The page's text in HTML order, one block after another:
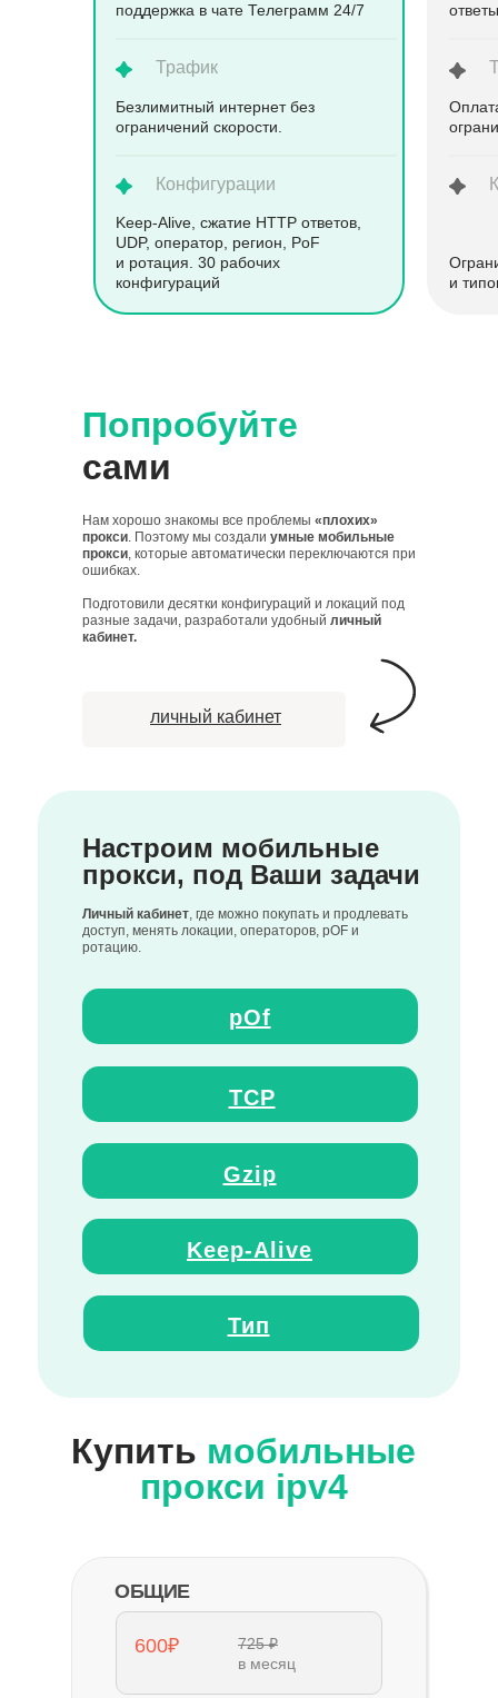
поддержка в чате Телеграмм 24/7
Трафик
Конфигурации
ответы
Безлимитный интернет без
ограничений скорости.
Keep-Alive, сжатие HTTP ответов,
UDP, оператор, регион, PoF
и ротация. 30 рабочих
конфигураций
и
Попробуйте
сами
Нам хорошо знакомы все проблемы «плохих»
прокси. Поэтому мы создали умные мобильные
прокси, которые автоматически переключаются при
ошибках.
Подготовили десятки конфигураций и локаций под
разные задачи, разработали удобный личный
кабинет.
Настроим мобильные
прокси, под Ваши задачи
Личный кабинет, где можно покупать и продлевать
доступ, менять локации, операторов, pOF и
ротацию.
личный кабинет
pOf
TCP
Gzip
Keep-Alive
Тип
Купить мобильные
прокси ipv4
ОБЩИЕ
600₽
725 ₽
в месяц